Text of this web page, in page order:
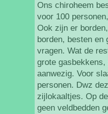
Ons chiroheem
voor 100
Ook zijn er
borden, besten en
vragen. Wat de
grote
aanwezig. Voor
personen. Dwz
zijlokaaltjes. Op
geen veldbedden